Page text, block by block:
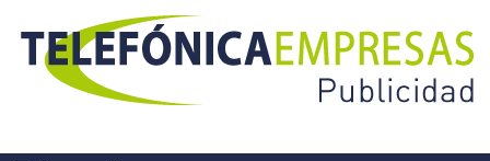
content